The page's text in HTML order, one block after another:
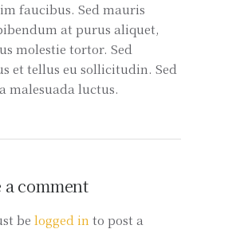
faucibus. Sed mauris
at purus aliquet,
molestie tortor. Sed
et tellus eu sollicitudin. Sed
malesuada luctus.
a comment
be logged in to post a